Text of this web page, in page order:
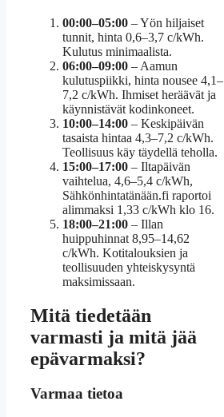
00:00–05:00 – Yön hiljaiset
tunnit, hinta 0,6–3,7 c/kWh.
Kulutus minimaalista.
06:00–09:00 – Aamun
kulutuspiikki, hinta nousee 4,1–
7,2 c/kWh. Ihmiset heräävät ja
käynnistävät kodinkoneet.
10:00–14:00 – Keskipäivän
tasaista hintaa 4,3–7,2 c/kWh.
Teollisuus käy täydellä teholla.
15:00–17:00 – Iltapäivän
vaihtelua, 4,6–5,4 c/kWh,
Sähkönhintatänään.fi raportoi
alimmaksi 1,33 c/kWh klo 16.
18:00–21:00 – Illan
huippuhinnat 8,95–14,62
c/kWh. Kotitalouksien ja
teollisuuden yhteiskysyntä
maksimissaan.
Mitä tiedetään
varmasti ja mitä jää
epävarmaksi?
Varmaa tietoa